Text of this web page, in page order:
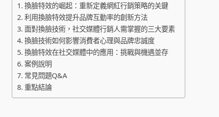
換臉特效的崛起：重新定義網紅行銷策略的关鍵
利用換臉特效提升品牌互動率的創新方法
面對換臉技術，社交媒體行銷人需掌握的三大要素
換臉技術如何影響消費者心理與品牌忠誠度
換臉特效在社交媒體中的應用：挑戰與機遇並存
案例說明
常見問題Q&A
重點結論